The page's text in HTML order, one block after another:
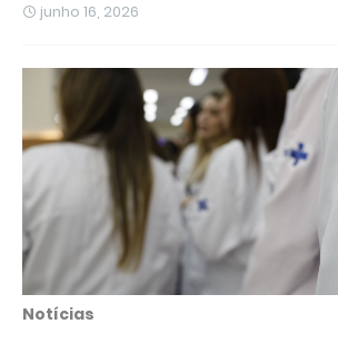
junho 16, 2026
Notícias